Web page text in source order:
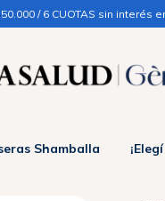
/ 6 CUOTAS sin interés
Shamballa